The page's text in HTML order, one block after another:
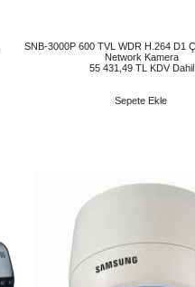
SNB-3000P 600 TVL WDR H.264 D1
Network Kamera
55 431,49 TL KDV Dahil
Sepete Ekle